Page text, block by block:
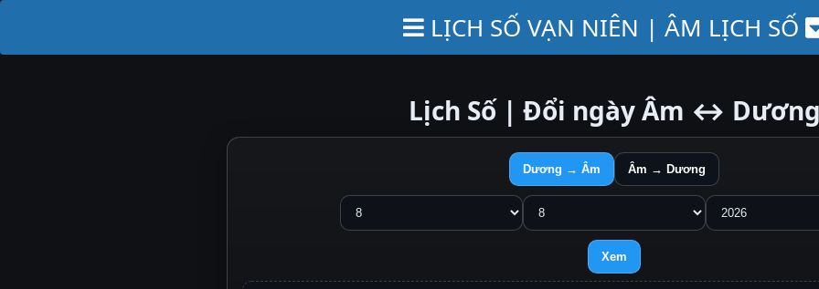
LỊCH SỐ VẠN NIÊN | ÂM LỊCH SỐ
Lịch Số | Đổi ngày Âm ↔
Dương → Âm Âm → Dương
Xem